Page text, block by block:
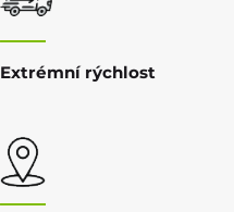
Extrémní rýchlost